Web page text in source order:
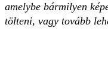
amelybe bármilyen
tölteni, vagy tovább